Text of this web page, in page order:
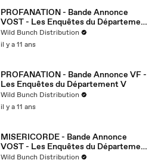
PROFANATION - Bande Annonce
VOST - Les Enquêtes du Département
V
Wild Bunch Distribution
il y a 11 ans
PROFANATION - Bande Annonce VF -
Les Enquêtes du Département V
Wild Bunch Distribution
il y a 11 ans
MISERICORDE - Bande Annonce
VOST - Les Enquêtes du Département
V
Wild Bunch Distribution